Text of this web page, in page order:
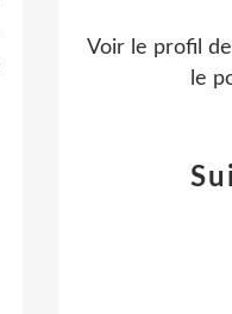
Voir le profil de
le